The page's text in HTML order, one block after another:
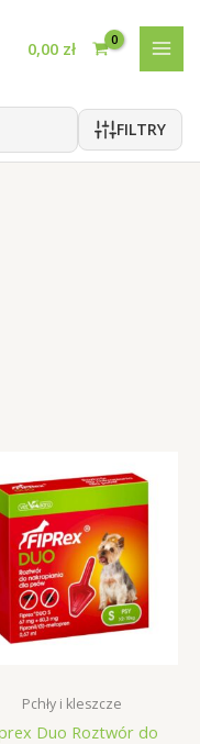
0,00 zł
FILTRY
Pchły i kleszcze
Duo Roztwór do